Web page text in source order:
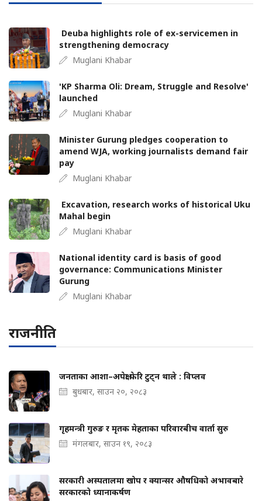
Deuba highlights role of ex-servicemen in
strengthening democracy
Muglani Khabar
'KP Sharma Oli: Dream, Struggle and Resolve'
launched
Muglani Khabar
Minister Gurung pledges cooperation to
amend WJA, working journalists demand fair
pay
Muglani Khabar
Excavation, research works of historical Uku
Mahal begin
Muglani Khabar
National identity card is basis of good
governance: Communications Minister
Gurung
Muglani Khabar
राजनीति
जनताका आशा–अपेक्षा फेरि टुट्न थाले : विप्लव
बुधबार, साउन २०, २०८३
गृहमन्त्री गुरुङ र मृतक मेहताका परिवारबीच वार्ता सुरु
मंगलबार, साउन १९, २०८३
सरकारी अस्पतालमा खोप र क्यान्सर औषधिको अभावबारे
सरकारको ध्यानाकर्षण